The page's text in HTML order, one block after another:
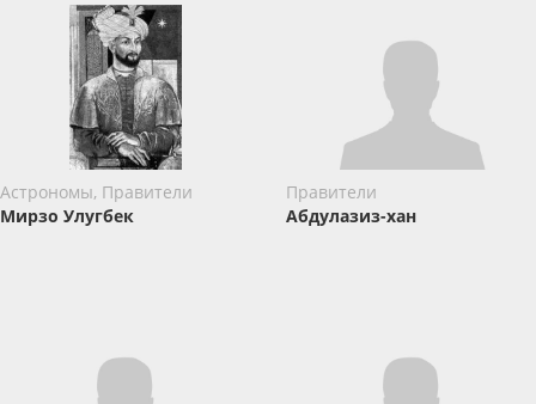
Астрономы, Правители
Мирзо Улугбек
Правители
Абдулазиз-хан